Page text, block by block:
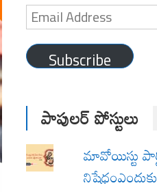
Email
Address
Subscribe
పాపులర్ పోస్టులు
మావోయిస్టు